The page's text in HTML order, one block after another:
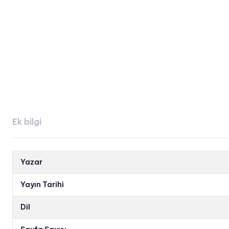
Ek bilgi
Yazar
Yayın Tarihi
Dil